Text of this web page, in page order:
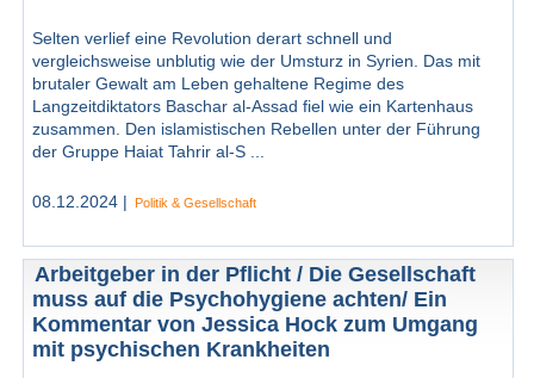
Selten verlief eine Revolution derart schnell und
vergleichsweise unblutig wie der Umsturz in Syrien. Das mit
brutaler Gewalt am Leben gehaltene Regime des
Langzeitdiktators Baschar al-Assad fiel wie ein Kartenhaus
zusammen. Den islamistischen Rebellen unter der Führung
der Gruppe Haiat Tahrir al-S ...
08.12.2024 | Politik & Gesellschaft
Arbeitgeber in der Pflicht / Die Gesellschaft
muss auf die Psychohygiene achten/ Ein
Kommentar von Jessica Hock zum Umgang
mit psychischen Krankheiten